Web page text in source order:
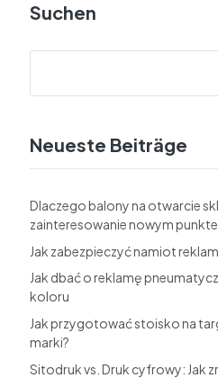
Suchen
Neueste Beiträge
Dlaczego balony na otwarcie
zainteresowanie nowym
Jak zabezpieczyć namiot
Jak dbać o reklamę
koloru
Jak przygotować stoisko na
marki?
Sitodruk vs. Druk cyfrowy: Jak